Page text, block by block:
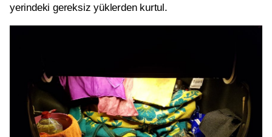
yerindeki gereksiz yüklerden kurtul.